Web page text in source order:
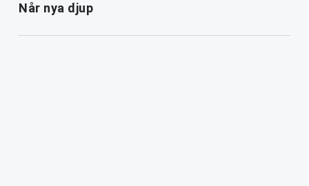
Når nya djup